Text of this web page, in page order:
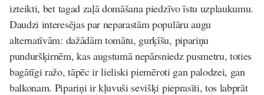
izteikti, bet tagad zaļā domāšana piedzīvo īstu uzplaukumu.
Daudzi interesējas par neparastām populāru augu
alternatīvām: dažādām tomātu, gurķīšu, pipariņu
punduršķirnēm, kas augstumā nepārsniedz pusmetru, toties
bagātīgi ražo, tāpēc ir lieliski piemēroti gan palodzei, gan
balkonam. Pipariņi ir kļuvuši sevišķi pieprasīti, tos labprāt